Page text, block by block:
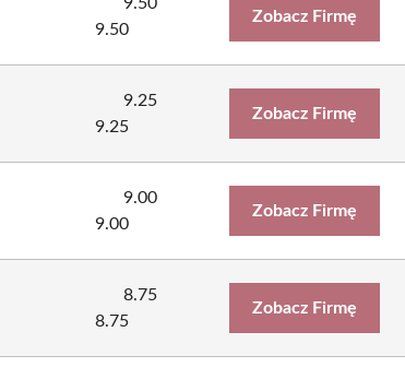
9.50
Zobacz Firmę
9.25
9.25
Zobacz Firmę
9.00
9.00
Zobacz Firmę
8.75
8.75
Zobacz Firmę